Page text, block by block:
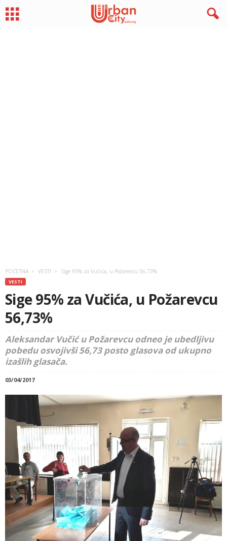
POČETNA VESTI Sige 95% za Vučića, u Požarevcu 56,73%
VESTI
Sige 95% za Vučića, u Požarevcu
56,73%
Aleksandar Vučić u Požarevcu odneo je ubedljivu
pobedu osvojivši 56,73 posto glasova od ukupno
izašlih glasača.
03/04/2017